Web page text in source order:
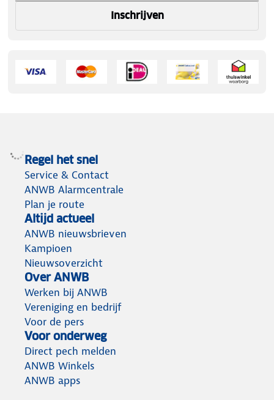
Inschrijven
Regel het snel
Service & Contact
ANWB Alarmcentrale
Plan je route
Altijd actueel
ANWB nieuwsbrieven
Kampioen
Nieuwsoverzicht
Over ANWB
Werken bij ANWB
Vereniging en bedrijf
Voor de pers
Voor onderweg
Direct pech melden
ANWB Winkels
ANWB apps